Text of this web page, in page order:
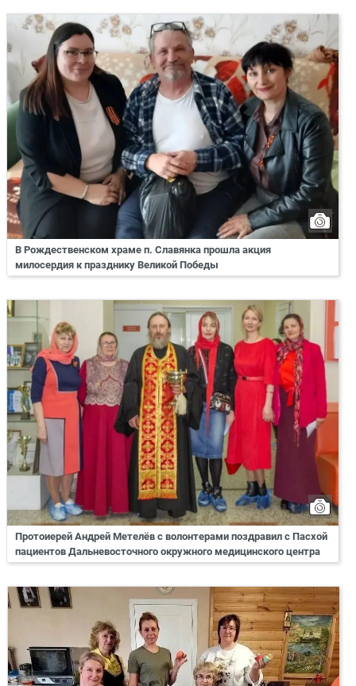
В Рождественском храме п. Славянка прошла акция
милосердия к празднику Великой Победы
Протоиерей Андрей Метелёв с волонтерами поздравил с Пасхой
пациентов Дальневосточного окружного медицинского центра